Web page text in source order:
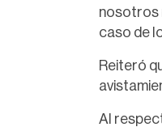
nosotros
caso de
Reiteró
Al